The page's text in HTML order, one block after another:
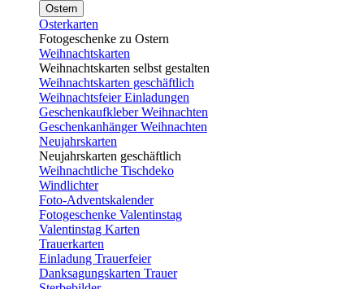
Ostern
Osterkarten
Fotogeschenke zu Ostern
Weihnachtskarten
Weihnachtskarten selbst gestalten
Weihnachtskarten geschäftlich
Weihnachtsfeier Einladungen
Geschenkaufkleber Weihnachten
Geschenkanhänger Weihnachten
Neujahrskarten
Neujahrskarten geschäftlich
Weihnachtliche Tischdeko
Windlichter
Foto-Adventskalender
Fotogeschenke Valentinstag
Valentinstag Karten
Trauerkarten
Einladung Trauerfeier
Danksagungskarten Trauer